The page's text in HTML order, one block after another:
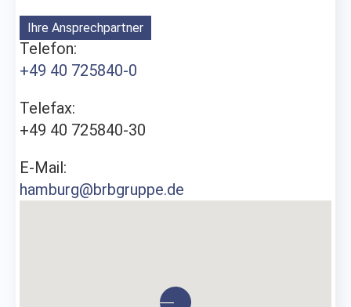
Ihre Ansprechpartner
Telefon:
+49 40 725840-0
Telefax:
+49 40 725840-30
E-Mail:
hamburg@brbgruppe.de